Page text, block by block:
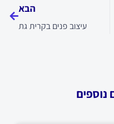
הבא
עיצוב פנים בקרית גת
נוספים